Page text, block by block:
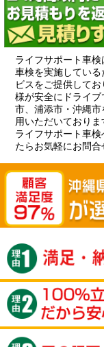
ライフサポート車
車検を実施してい
ビスをご提供して
様が安全にドライ
市、浦添市・沖縄市
用いただいておりま
ライフサポート車
たらお気軽にお問合